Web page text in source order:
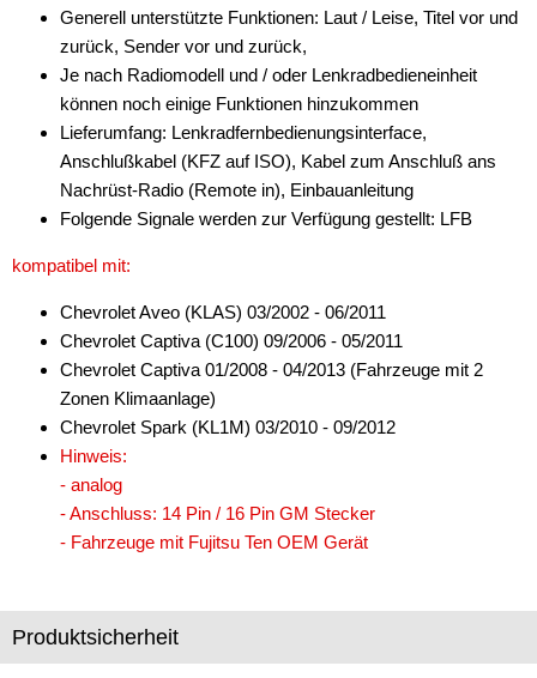
für Alfa Romeo
für Audi
für BMW
für Buick
für Chevrolet
Alpine
Blaupunkt
Clarion
JVC
Kenwood
Multilead
Sony
Generell unterstützte Funktionen: Laut / Leise, Titel vor und
zurück, Sender vor und zurück,
Je nach Radiomodell und / oder Lenkradbedieneinheit
können noch einige Funktionen hinzukommen
Lieferumfang: Lenkradfernbedienungsinterface,
Anschlußkabel (KFZ auf ISO), Kabel zum Anschluß ans
Nachrüst-Radio (Remote in), Einbauanleitung
Folgende Signale werden zur Verfügung gestellt: LFB
kompatibel mit:
Chevrolet Aveo (KLAS) 03/2002 - 06/2011
Chevrolet Captiva (C100) 09/2006 - 05/2011
Chevrolet Captiva 01/2008 - 04/2013 (Fahrzeuge mit 2
Zonen Klimaanlage)
Chevrolet Spark (KL1M) 03/2010 - 09/2012
Hinweis:
- analog
- Anschluss: 14 Pin / 16 Pin GM Stecker
- Fahrzeuge mit Fujitsu Ten OEM Gerät
Produktsicherheit